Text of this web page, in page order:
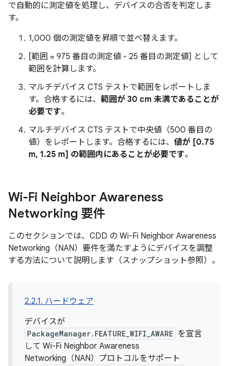
で自動的に測定値を処理し、デバイスの合否を判定しま
す。
1,000 個の測定値を昇順で並べ替えます。
[範囲 = 975 番目の測定値 - 25 番目の測定値] として
範囲を計算します。
マルチデバイス CTS テストで範囲をレポートしま
す。合格するには、 範囲が 30 cm 未満であることが
必要です。
マルチデバイス CTS テストで中央値（500 番目の
値）をレポートします。合格するには、 値が [0.75
m, 1.25 m] の範囲内にあることが必要です。
Wi-Fi Neighbor Awareness
Networking 要件
このセクションでは、CDD の Wi-Fi Neighbor Awareness
Networking（NAN）要件を満たすようにデバイスを調整
する方法について説明します（スナップショット参照）。
2.2.1. ハードウェア
デバイスが
PackageManager.FEATURE_WIFI_AWARE を宣言
して Wi-Fi Neighbor Awareness
Networking（NAN）プロトコルをサポート